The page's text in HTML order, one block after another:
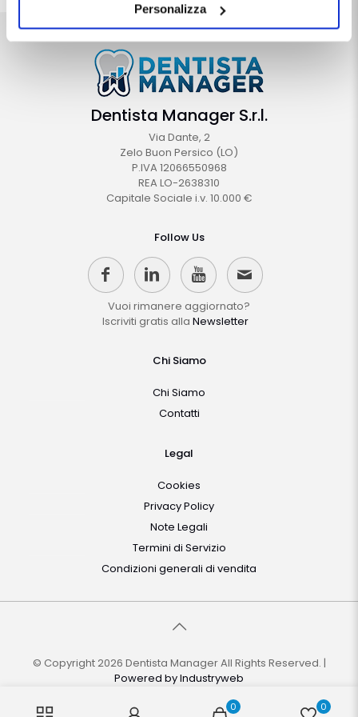
Personalizza
Dentista Manager S.r.l.
Via Dante, 2
Zelo Buon Persico (LO)
P.IVA 12066550968
REA LO-2638310
Capitale Sociale i.v. 10.000 €
Follow Us
Vuoi rimanere aggiornato?
Iscriviti gratis alla Newsletter
Chi Siamo
Chi Siamo
Contatti
Legal
Cookies
Privacy Policy
Note Legali
Termini di Servizio
Condizioni generali di vendita
© Copyright 2026 Dentista Manager All Rights Reserved. |
Powered byIndustryweb
0 0